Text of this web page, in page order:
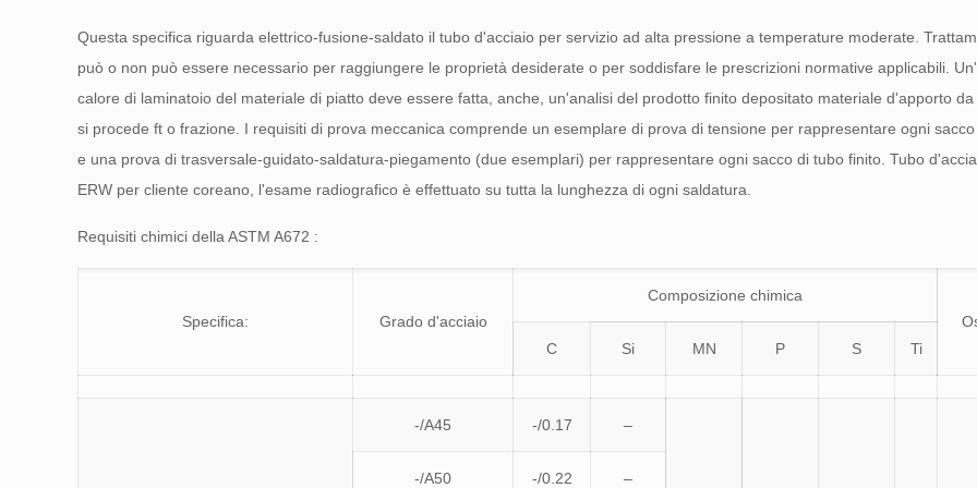
Questa specifica riguarda elettrico-fusione-saldato il tubo d'acciaio per servizio ad alta pressione a temperature moderate.
può o non può essere necessario per raggiungere le proprietà desiderate o per soddisfare le prescrizioni normative applicabili.
calore di laminatoio del materiale di piatto deve essere fatta, anche, un'analisi del prodotto finito depositato materiale d'apporto
si procede ft o frazione. I requisiti di prova meccanica comprende un esemplare di prova di tensione per rappresentare ogni sacco
e una prova di trasversale-guidato-saldatura-piegamento (due esemplari) per rappresentare ogni sacco di tubo finito. Tubo
ERW per cliente coreano, l'esame radiografico è effettuato su tutta la lunghezza di ogni saldatura.
Requisiti chimici della ASTM A672 :
Specifica: Grado d'acciaio
Composizione chimica
C
Si MN P S Ti
-/A45 -/0.17 –
-/A50 -/0.22 –